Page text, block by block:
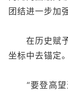
团结进一步加
在历史赋予
坐标中去锚定。
“要登高望